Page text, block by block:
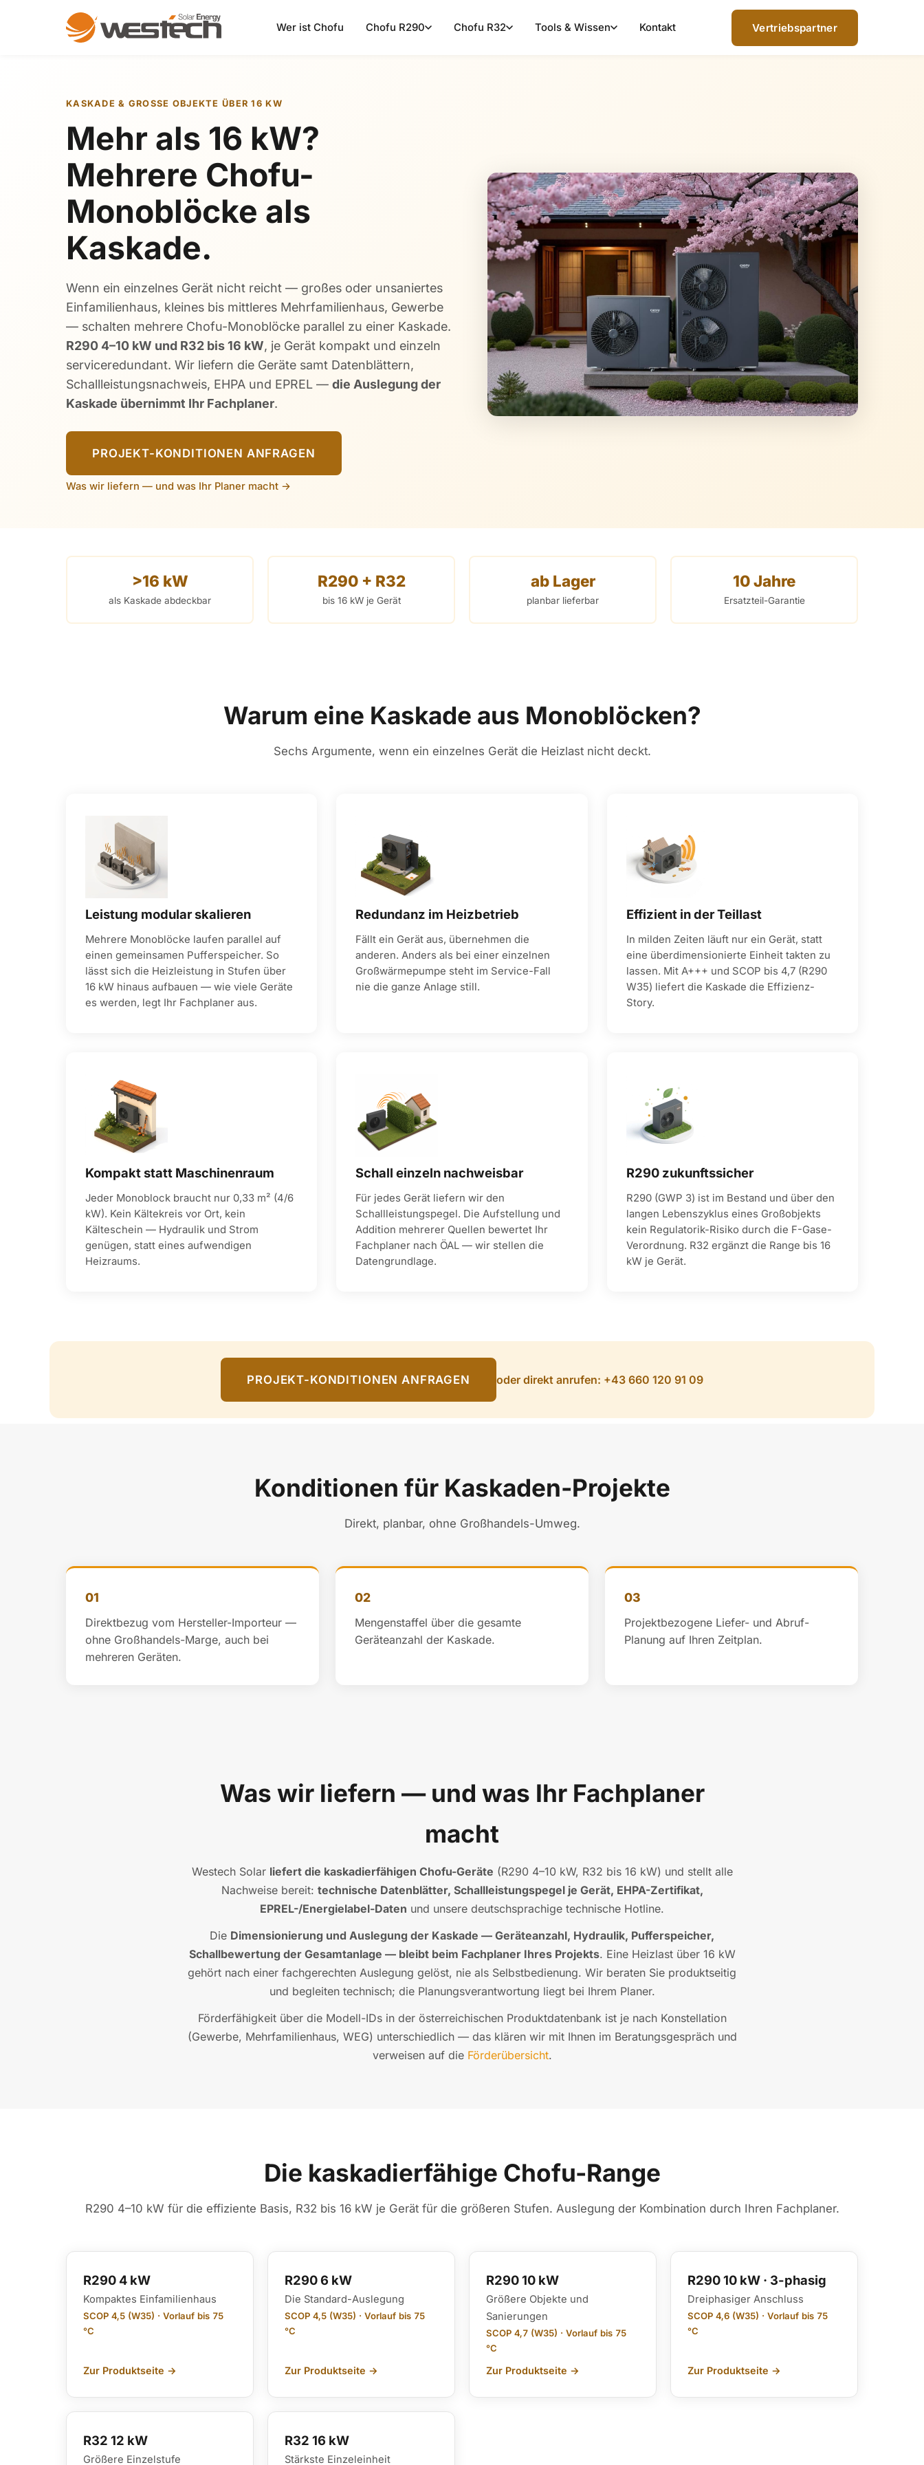
Wer ist Chofu Chofu R290 Chofu R32 Tools & Wissen Kontakt Vertriebspartner
KASKADE & GROSSE OBJEKTE ÜBER 16 KW
Mehr als 16 kW?
Mehrere Chofu-
Monoblöcke als
Kaskade.
Wenn ein einzelnes Gerät nicht reicht — großes oder unsaniertes
Einfamilienhaus, kleines bis mittleres Mehrfamilienhaus, Gewerbe
— schalten mehrere Chofu-Monoblöcke parallel zu einer Kaskade.
R290 4–10 kW und R32 bis 16 kW, je Gerät kompakt und einzeln
serviceredundant. Wir liefern die Geräte samt Datenblättern,
Schallleistungsnachweis, EHPA und EPREL — die Auslegung der
Kaskade übernimmt Ihr Fachplaner.
PROJEKT-KONDITIONEN ANFRAGEN
Was wir liefern — und was Ihr Planer macht →
>16 kW
als Kaskade abdeckbar
R290 + R32
bis 16 kW je Gerät
ab Lager
planbar lieferbar
10 Jahre
Ersatzteil-Garantie
Warum eine Kaskade aus Monoblöcken?
Sechs Argumente, wenn ein einzelnes Gerät die Heizlast nicht deckt.
Leistung modular skalieren
Mehrere Monoblöcke laufen parallel auf
einen gemeinsamen Pufferspeicher. So
lässt sich die Heizleistung in Stufen über
16 kW hinaus aufbauen — wie viele Geräte
es werden, legt Ihr Fachplaner aus.
Redundanz im Heizbetrieb
Fällt ein Gerät aus, übernehmen die
anderen. Anders als bei einer einzelnen
Großwärmepumpe steht im Service-Fall
nie die ganze Anlage still.
Effizient in der Teillast
In milden Zeiten läuft nur ein Gerät, statt
eine überdimensionierte Einheit takten zu
lassen. Mit A+++ und SCOP bis 4,7 (R290
W35) liefert die Kaskade die Effizienz-
Story.
Kompakt statt Maschinenraum
Jeder Monoblock braucht nur 0,33 m² (4/6
kW). Kein Kältekreis vor Ort, kein
Kälteschein — Hydraulik und Strom
genügen, statt eines aufwendigen
Heizraums.
Schall einzeln nachweisbar
Für jedes Gerät liefern wir den
Schallleistungspegel. Die Aufstellung und
Addition mehrerer Quellen bewertet Ihr
Fachplaner nach ÖAL — wir stellen die
Datengrundlage.
R290 zukunftssicher
R290 (GWP 3) ist im Bestand und über den
langen Lebenszyklus eines Großobjekts
kein Regulatorik-Risiko durch die F-Gase-
Verordnung. R32 ergänzt die Range bis 16
kW je Gerät.
PROJEKT-KONDITIONEN ANFRAGEN oder direkt anrufen: +43 660 120 91 09
Konditionen für Kaskaden-Projekte
Direkt, planbar, ohne Großhandels-Umweg.
01
Direktbezug vom Hersteller-Importeur —
ohne Großhandels-Marge, auch bei
mehreren Geräten.
02
Mengenstaffel über die gesamte
Geräteanzahl der Kaskade.
03
Projektbezogene Liefer- und Abruf-
Planung auf Ihren Zeitplan.
Was wir liefern — und was Ihr Fachplaner
macht
Westech Solar liefert die kaskadierfähigen Chofu-Geräte (R290 4–10 kW, R32 bis 16 kW) und stellt alle
Nachweise bereit: technische Datenblätter, Schallleistungspegel je Gerät, EHPA-Zertifikat,
EPREL-/Energielabel-Daten und unsere deutschsprachige technische Hotline.
Die Dimensionierung und Auslegung der Kaskade — Geräteanzahl, Hydraulik, Pufferspeicher,
Schallbewertung der Gesamtanlage — bleibt beim Fachplaner Ihres Projekts. Eine Heizlast über 16 kW
gehört nach einer fachgerechten Auslegung gelöst, nie als Selbstbedienung. Wir beraten Sie produktseitig
und begleiten technisch; die Planungsverantwortung liegt bei Ihrem Planer.
Förderfähigkeit über die Modell-IDs in der österreichischen Produktdatenbank ist je nach Konstellation
(Gewerbe, Mehrfamilienhaus, WEG) unterschiedlich — das klären wir mit Ihnen im Beratungsgespräch und
verweisen auf die Förderübersicht.
Die kaskadierfähige Chofu-Range
R290 4–10 kW für die effiziente Basis, R32 bis 16 kW je Gerät für die größeren Stufen. Auslegung der Kombination durch Ihren Fachplaner.
R290 4 kW
Kompaktes Einfamilienhaus
SCOP 4,5 (W35) · Vorlauf bis 75
°C
Zur Produktseite →
R290 6 kW
Die Standard-Auslegung
SCOP 4,5 (W35) · Vorlauf bis 75
°C
Zur Produktseite →
R290 10 kW
Größere Objekte und
Sanierungen
SCOP 4,7 (W35) · Vorlauf bis 75
°C
Zur Produktseite →
R290 10 kW · 3-phasig
Dreiphasiger Anschluss
SCOP 4,6 (W35) · Vorlauf bis 75
°C
Zur Produktseite →
R32 12 kW
Größere Einzelstufe
R32 16 kW
Stärkste Einzeleinheit